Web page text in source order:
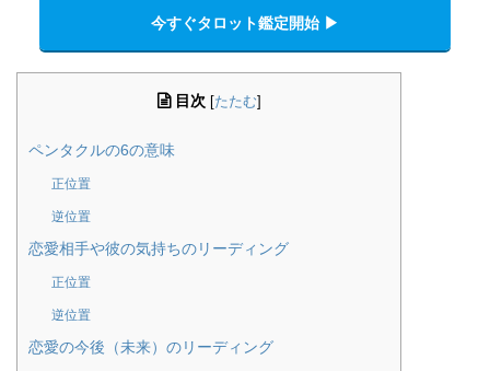
今すぐタロット鑑定開始 ▶︎
目次 [たたむ]
ペンタクルの6の意味
正位置
逆位置
恋愛相手や彼の気持ちのリーディング
正位置
逆位置
恋愛の今後（未来）のリーディング